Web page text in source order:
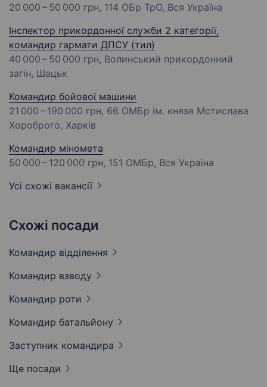
20 000 – 50 000 грн, 114 ОБр ТрО, Вся Україна
Інспектор прикордонної служби 2 категорії,
командир гармати ДПСУ (тил)
40 000 – 50 000 грн, Волинський прикордонний
загін, Шацьк
Командир бойової машини
21 000 – 190 000 грн, 66 ОМБр ім. князя Мстислава
Хороброго, Харків
Командир міномета
50 000 – 120 000 грн, 151 ОМБр, Вся Україна
Усі схожі вакансії
Схожі посади
Командир відділення
Командир взводу
Командир роти
Командир батальйону
Заступник командира
Ще посади